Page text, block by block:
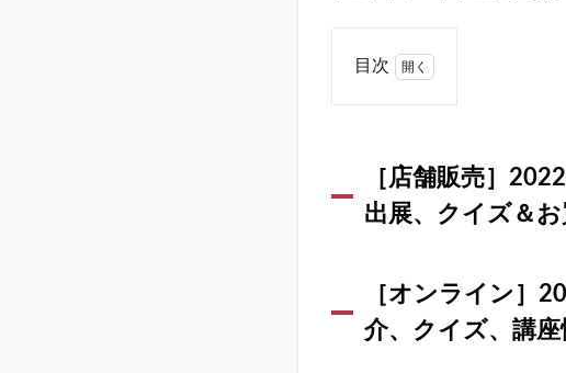
目次
売］
2022
年5
きぼ
ーる
［店舗販売］
出展、クイズ＆
［オンライン］
介、クイズ、講座